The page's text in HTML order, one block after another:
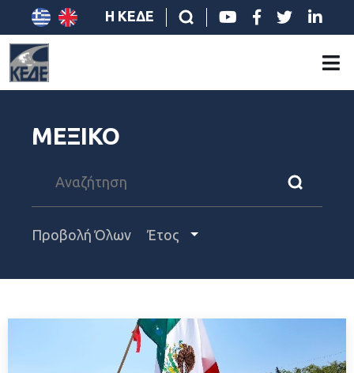
Η ΚΕΔΕ
ΜΕΞΙΚΟ
Προβολή Όλων Έτος